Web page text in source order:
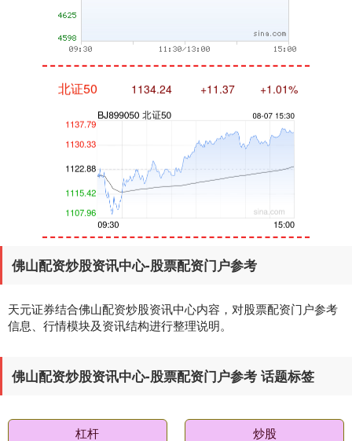
基金指数 7242.10 +12.30 +0.17%
佛山配资炒股资讯中心-股票配资门户参考
天元证券结合佛山配资炒股资讯中心内容，对股票配资门户参考
信息、行情模块及资讯结构进行整理说明。
佛山配资炒股资讯中心-股票配资门户参考 话题标签
杠杆 炒股